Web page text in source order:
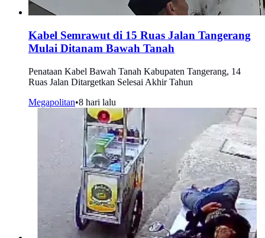
Kabel Semrawut di 15 Ruas Jalan Tangerang
Mulai Ditanam Bawah Tanah
Penataan Kabel Bawah Tanah Kabupaten Tangerang, 14
Ruas Jalan Ditargetkan Selesai Akhir Tahun
Megapolitan•8 hari lalu